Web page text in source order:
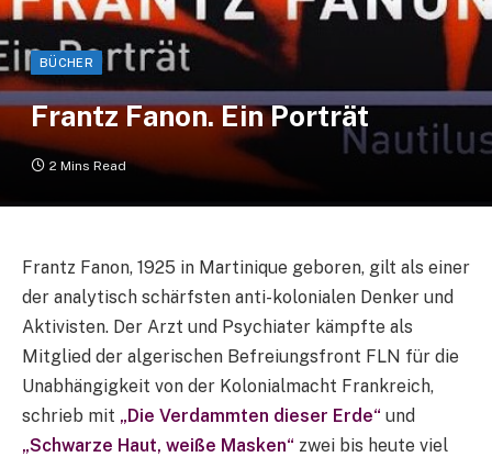
BÜCHER
Frantz Fanon. Ein Porträt
2 Mins Read
Frantz Fanon, 1925 in Martinique geboren, gilt als einer
der analytisch schärfsten anti-kolonialen Denker und
Aktivisten. Der Arzt und Psychiater kämpfte als
Mitglied der algerischen Befreiungsfront FLN für die
Unabhängigkeit von der Kolonialmacht Frankreich,
schrieb mit „Die Verdammten dieser Erde“ und
„Schwarze Haut, weiße Masken“ zwei bis heute viel